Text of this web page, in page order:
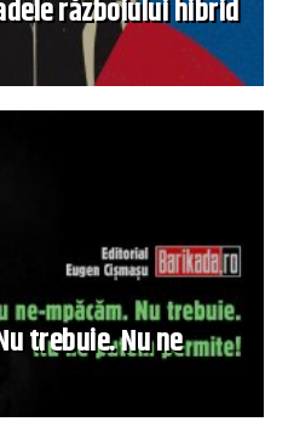
războiului hibrid
trebuie. Nu ne